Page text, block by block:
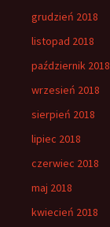
grudzień 2018
listopad 2018
październik 2018
wrzesień 2018
sierpień 2018
lipiec 2018
czerwiec 2018
maj 2018
kwiecień 2018